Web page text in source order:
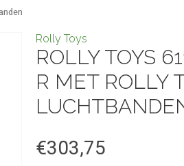
Rolly Toys
ROLLY TOYS
R MET ROLLY
€303,75